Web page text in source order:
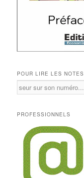
POUR LIRE LES NOTES
PROFESSIONNELS